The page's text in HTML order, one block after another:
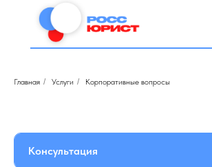
Главная / Услуги / Корпоративные вопросы